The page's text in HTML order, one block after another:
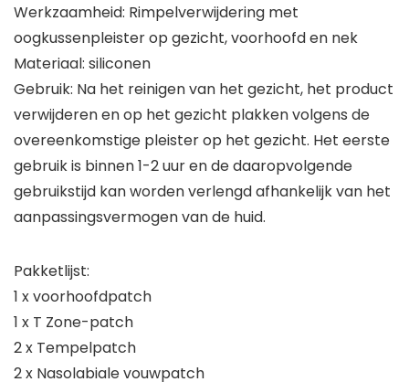
Werkzaamheid: Rimpelverwijdering met
oogkussenpleister op gezicht, voorhoofd en nek
Materiaal: siliconen
Gebruik: Na het reinigen van het gezicht, het product
verwijderen en op het gezicht plakken volgens de
overeenkomstige pleister op het gezicht. Het eerste
gebruik is binnen 1-2 uur en de daaropvolgende
gebruikstijd kan worden verlengd afhankelijk van het
aanpassingsvermogen van de huid.
Pakketlijst:
1 x voorhoofdpatch
1 x T Zone-patch
2 x Tempelpatch
2 x Nasolabiale vouwpatch